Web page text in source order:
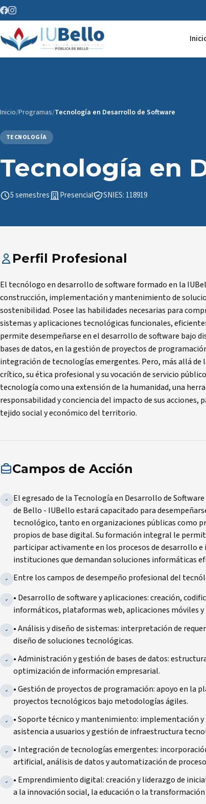
Saltar al contenido
Inicio/Programas/Tecnología en Desarrollo de Software
TECNOLOGÍA
Tecnología en
5 semestres Presencial SNIES: 118919
Perfil Profesional
El tecnólogo en desarrollo de software formado en la
construcción, implementación y mantenimiento de
sostenibilidad. Posee las habilidades necesarias para
sistemas y aplicaciones tecnológicas funcionales,
permite desempeñarse en el desarrollo de software bajo
bases de datos, en la gestión de proyectos de
integración de tecnologías emergentes. Pero, más allá de
crítico, su ética profesional y su vocación de servicio
tecnología como una extensión de la humanidad, una
responsabilidad y conciencia del impacto de sus
tejido social y económico del territorio.
Campos de Acción
El egresado de la Tecnología en Desarrollo de
de Bello - IUBello estará capacitado para
tecnológico, tanto en organizaciones públicas como
propios de base digital. Su formación integral le
participar activamente en los procesos de desarrollo
instituciones que demandan soluciones informáticas
Entre los campos de desempeño profesional del
• Desarrollo de software y aplicaciones: creación,
informáticos, plataformas web, aplicaciones móviles
• Análisis y diseño de sistemas: interpretación de
diseño de soluciones tecnológicas.
• Administración y gestión de bases de datos:
optimización de información empresarial.
• Gestión de proyectos de programación: apoyo en la
proyectos tecnológicos bajo metodologías ágiles.
• Soporte técnico y mantenimiento: implementación
asistencia a usuarios y gestión de infraestructura
• Integración de tecnologías emergentes:
artificial, análisis de datos y automatización de
• Emprendimiento digital: creación y liderazgo de
a la innovación social, la educación o la